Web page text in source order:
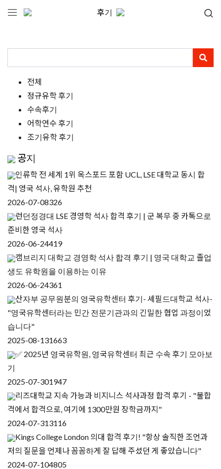
후기
전체
정규유학 후기
수속후기
어학연수 후기
조기유학 후기
공지
인류학 전 세계 1위 옥스포드 포함 UCL, LSE 대학교 동시 합
격| 영국 석사, 유학원 추천
2026-07-08326
런던정경대 LSE 경영학 석사 합격 후기 | 군 복무 중 카톡으로
준비한 영국 석사
2026-06-24419
캠브리지 대학교 경영학 석사 합격 후기 | 영국 대학교 졸업
생도 유학원을 이용하는 이유
2026-06-24361
산자부 공무원분의 영국유학센터 후기- 셰필드대학교 석사-
"영국유학센터라는 민간 전문기관과의 긴밀한 협업 과정이었
습니다"
2025-08-131663
✅ 2025년 영국유학원, 영국유학센터 최근 수속 후기 모아보
기
2025-07-301947
리즈대학교 지속 가능과 비지니스 석사과정 합격 후기 - "불합
격에서 합격으로, 여기에 1300만원 장학금까지"
2024-07-313116
Kings College London 의대 합격 후기! "항상 솔직한 조언과
저의 질문을 언제나 꼼꼼하게 잘 답해 주셨던 게 좋았습니다"
2024-07-104805